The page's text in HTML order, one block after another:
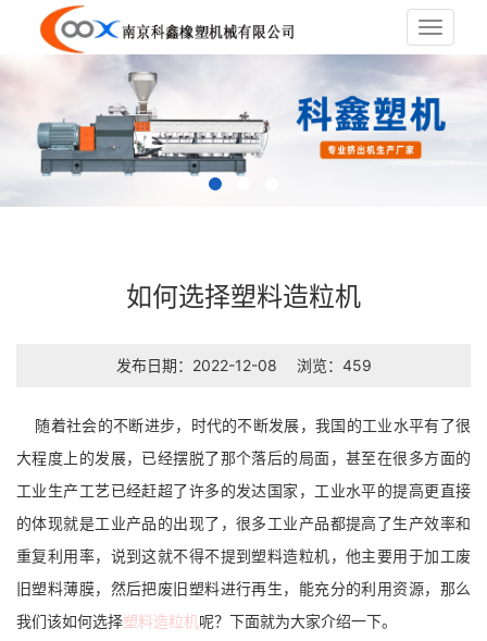
Toggle
如何选择塑料造粒机
发布日期：2022-12-08 浏览：459
随着社会的不断进步，时代的不断发展，我国的工业水平有了很
大程度上的发展，已经摆脱了那个落后的局面，甚至在很多方面的
工业生产工艺已经赶超了许多的发达国家，工业水平的提高更直接
的体现就是工业产品的出现了，很多工业产品都提高了生产效率和
重复利用率，说到这就不得不提到塑料造粒机，他主要用于加工废
旧塑料薄膜，然后把废旧塑料进行再生，能充分的利用资源，那么
我们该如何选择塑料造粒机呢？下面就为大家介绍一下。